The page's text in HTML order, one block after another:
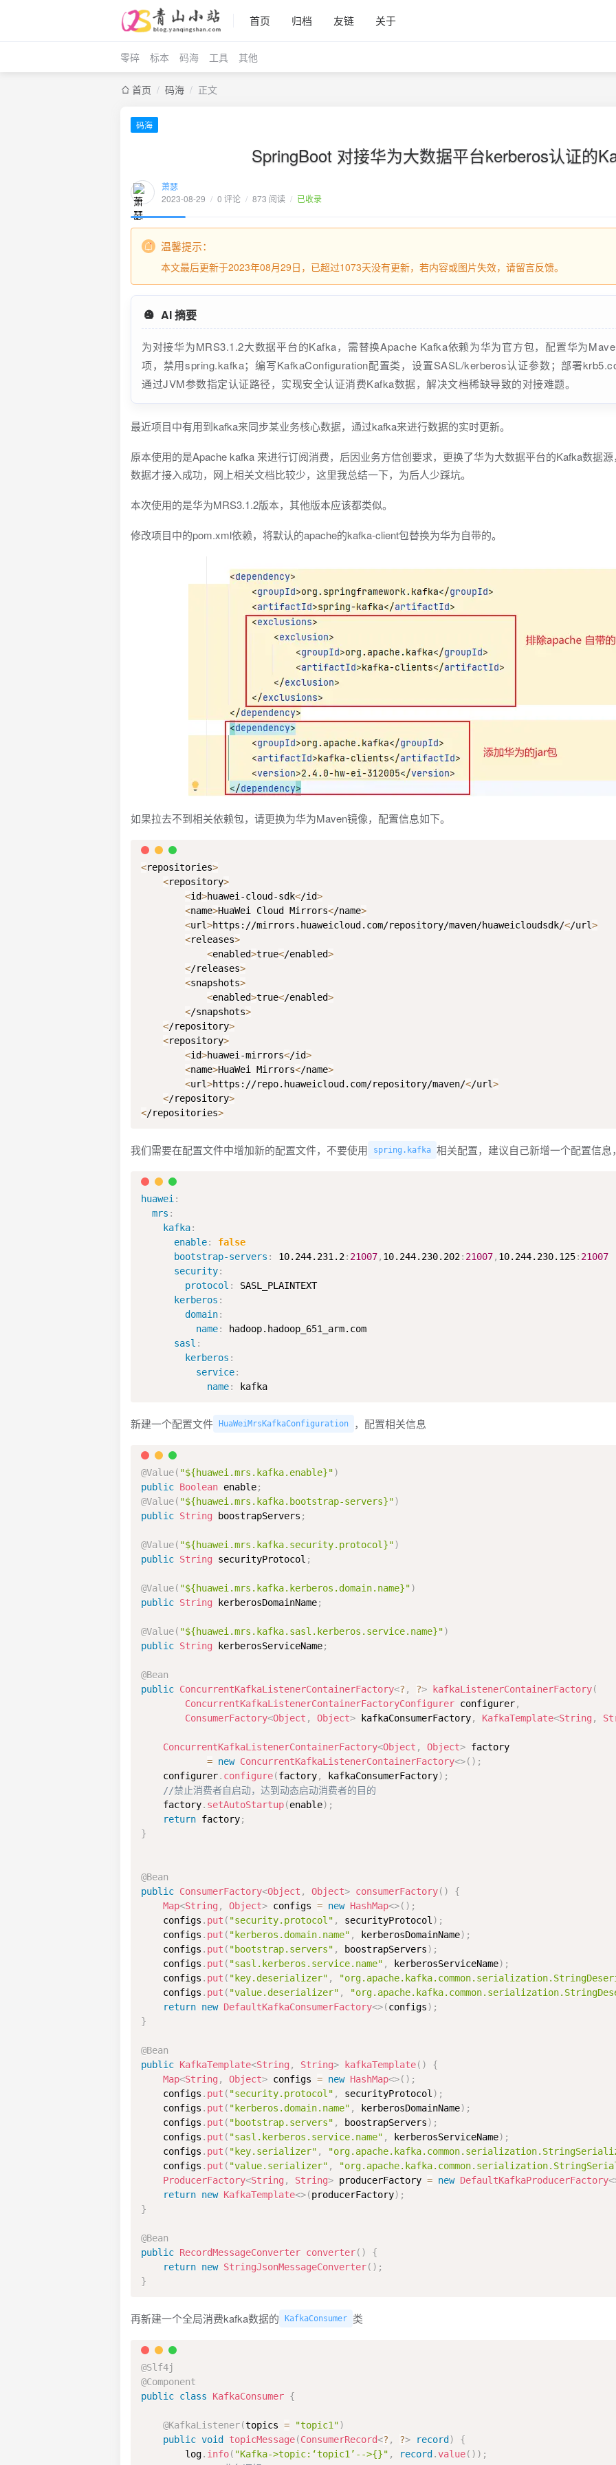
首页 归档 友链 关于
零碎 标本 码海 工具 其他
首页 / 码海 / 正文
码海
SpringBoot 对接华为大数据平台kerberos认证的
萧瑟
2023-08-29 / 0 评论 / 873 阅读 / 已收录
温馨提示：
本文最后更新于2023年08月29日，已超过1073天没有更新，若内容或图片失效，请留言反馈。
AI 摘要
为对接华为MRS3.1.2大数据平台的Kafka，需替换Apache Kafka依赖为华为官方包，配置华为
项，禁用spring.kafka；编写KafkaConfiguration配置类，设置SASL/kerberos认证参数；部署
通过JVM参数指定认证路径，实现安全认证消费Kafka数据，解决文档稀缺导致的对接难题。
最近项目中有用到kafka来同步某业务核心数据，通过kafka来进行数据的实时更新。
原本使用的是Apache kafka 来进行订阅消费，后因业务方信创要求，更换了华为大数据平台的Kafka数据源
数据才接入成功，网上相关文档比较少，这里我总结一下，为后人少踩坑。
本次使用的是华为MRS3.1.2版本，其他版本应该都类似。
修改项目中的pom.xml依赖，将默认的apache的kafka-client包替换为华为自带的。
如果拉去不到相关依赖包，请更换为华为Maven镜像，配置信息如下。
<repositories>
<repository>
<id>huawei-cloud-sdk</id>
<name>HuaWei Cloud Mirrors</name>
<url>https://mirrors.huaweicloud.com/repository/maven/huaweicloudsdk/</url>
<releases>
<enabled>true</enabled>
</releases>
<snapshots>
<enabled>true</enabled>
</snapshots>
</repository>
<repository>
<id>huawei-mirrors</id>
<name>HuaWei Mirrors</name>
<url>https://repo.huaweicloud.com/repository/maven/</url>
</repository>
</repositories>
我们需要在配置文件中增加新的配置文件，不要使用 spring.kafka 相关配置，建议自己新增一个配置信息
huawei :
mrs :
kafka:
enable:
false
bootstrap-servers : 10.244.231.2: 21007, 10.244.230.202: 21007, 10.244.230.125: 21007
security:
protocol :
SASL_PLAINTEXT
kerberos :
domain:
name:
hadoop.hadoop_651_arm.com
sasl :
kerberos :
service:
name: kafka
新建一个配置文件 HuaWeiMrsKafkaConfiguration ，配置相关信息
@Value( "${huawei.mrs.kafka.enable}")
public Boolean enable;
@Value( "${huawei.mrs.kafka.bootstrap-servers}")
public String boostrapServers ;
@Value( "${huawei.mrs.kafka.security.protocol}")
public String securityProtocol ;
@Value( "${huawei.mrs.kafka.kerberos.domain.name}")
public String kerberosDomainName;
@Value( "${huawei.mrs.kafka.sasl.kerberos.service.name}")
public String kerberosServiceName;
@Bean
public ConcurrentKafkaListenerContainerFactory<? , ?> kafkaListenerContainerFactory(
ConcurrentKafkaListenerContainerFactoryConfigurer configurer,
ConsumerFactory<Object , Object> kafkaConsumerFactory, KafkaTemplate<String ,
ConcurrentKafkaListenerContainerFactory<Object , Object> factory
= new ConcurrentKafkaListenerContainerFactory<>( ) ;
    configurer
. configure(factory, kafkaConsumerFactory) ;
//禁止消费者自启动，达到动态启动消费者的目的
    factory
. setAutoStartup(enable) ;
return factory;
}
@Bean
public ConsumerFactory<Object , Object> consumerFactory( )
{
Map<String , Object> configs = new HashMap<>( ) ;
    configs
. put ( "security.protocol" , securityProtocol ) ;
    configs
. put ( "kerberos.domain.name" , kerberosDomainName) ;
    configs
. put ( "bootstrap.servers" , boostrapServers) ;
    configs
. put ( "sasl.kerberos.service.name" , kerberosServiceName) ;
    configs
. put ( "key.deserializer" ,
    configs
. put ( "value.deserializer" ,
return new DefaultKafkaConsumerFactory<>(configs) ;
}
@Bean
public KafkaTemplate<String , String> kafkaTemplate( )
{
Map<String , Object> configs = new HashMap<>( ) ;
    configs
. put ( "security.protocol" , securityProtocol ) ;
    configs
. put ( "kerberos.domain.name" , kerberosDomainName) ;
    configs
. put ( "bootstrap.servers" , boostrapServers) ;
    configs
. put ( "sasl.kerberos.service.name" , kerberosServiceName) ;
    configs
. put ( "key.serializer" ,
    configs
. put ( "value.serializer" ,
ProducerFactory<String , String> producerFactory = new DefaultKafkaProducerFactory<
return new KafkaTemplate<>(producerFactory) ;
}
@Bean
public RecordMessageConverter converter( )
{
return new StringJsonMessageConverter( ) ;
}
再新建一个全局消费kafka数据的 KafkaConsumer 类
@Slf4j
@Component
public class KafkaConsumer {
@KafkaListener(topics = "topic1")
public void topicMessage(ConsumerRecord<? , ?> record )
{
        log
. info( "Kafka->topic:‘topic1’-->{}" , record .value( ) ) ;